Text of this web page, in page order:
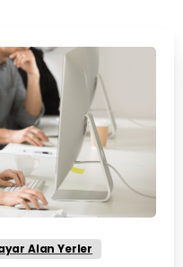
0 0
Alan Yerler